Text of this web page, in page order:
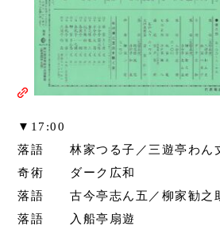
▼17:00
落語 林家つる子／三遊亭わん
奇術 ダーク広和
落語 古今亭志ん五／柳家勧之
落語 入船亭扇遊